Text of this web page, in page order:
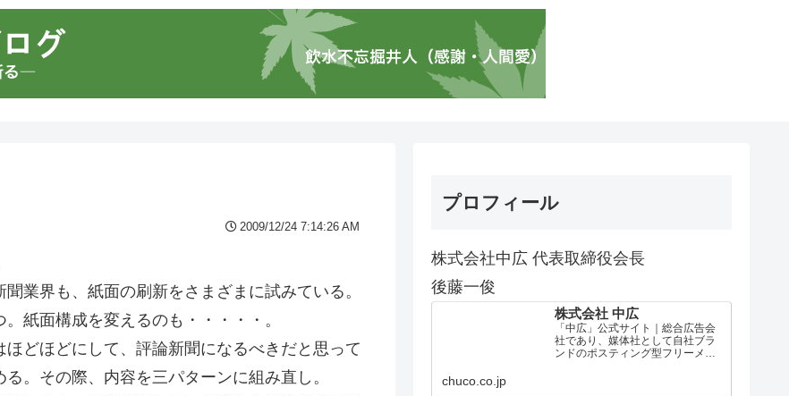
2009/12/24 7:14:26 AM
業界も、紙面の刷新をさまざまに試みている。
紙面構成を変えるのも・・・・・。
どほどにして、評論新聞になるべきだと思って
。その際、内容を三パターンに組み直し。
プロフィール
株式会社中広 代表取締役会長
後藤一俊
株式会社 中広
「中広」公式サイト｜総合広告会
社であり、媒体社として自社ブラ
ンドのポスティング型フリーメデ
chuco.co.jp